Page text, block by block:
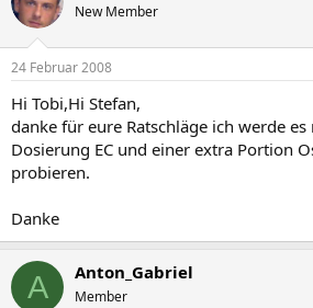
New Member
24 Februar 2008
Hi Tobi,Hi Stefan,
danke für eure Ratschläge ich werde
Dosierung EC und einer extra Portion
probieren.
Danke
A Anton_Gabriel
Member